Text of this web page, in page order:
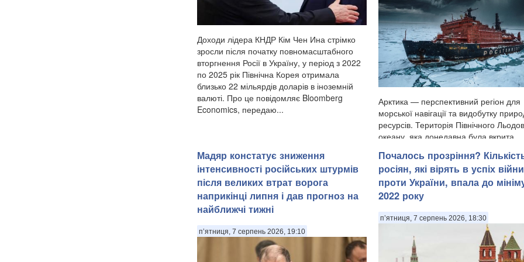
Доходи лідера КНДР Кім Чен Ина стрімко
зросли після початку повномасштабного
вторгнення Росії в Україну, у період з 2022
по 2025 рік Північна Корея отримала
близько 22 мільярдів доларів в іноземній
валюті. Про це повідомляє Bloomberg
Economics, передаю...
Арктика — перспективний регіон для
морської навігації та видобутку
ресурсів. Територія Північного
океану, яка донедавна була вкрита
важкодоступною для судноплавства,
прогнозами кліматичних мод...
Мадяр констатує зниження
інтенсивності російських штурмів
після великих втрат ворога
наприкінці липня і дав прогноз на
найближчі тижні
п’ятниця, 7 серпень 2026, 19:10
Почалось прозріння?
росіян, які вірять в успіх війни
проти України, впала до
2022 року
п’ятниця, 7 серпень 2026, 18:30